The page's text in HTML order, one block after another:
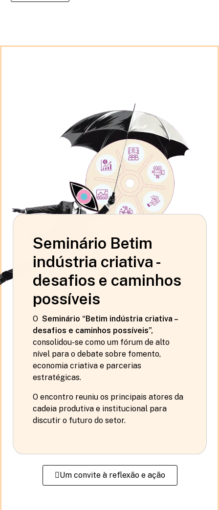
Seminário Betim
indústria criativa -
desafios e caminhos
possíveis
O Seminário “Betim indústria criativa –
desafios e caminhos possíveis”,
consolidou-se como um fórum de alto
nível para o debate sobre fomento,
economia criativa e parcerias
estratégicas.
O encontro reuniu os principais atores da
cadeia produtiva e institucional para
discutir o futuro do setor.
Um convite à reflexão e ação